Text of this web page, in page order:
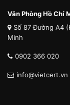
Văn Phòng Hồ Chí
Số 87 Đường A4
Minh
0902 366 020
info@vietcert.vn